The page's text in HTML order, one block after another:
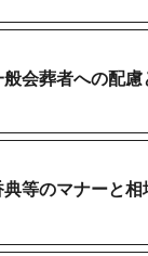
会葬者への配慮
等のマナーと相